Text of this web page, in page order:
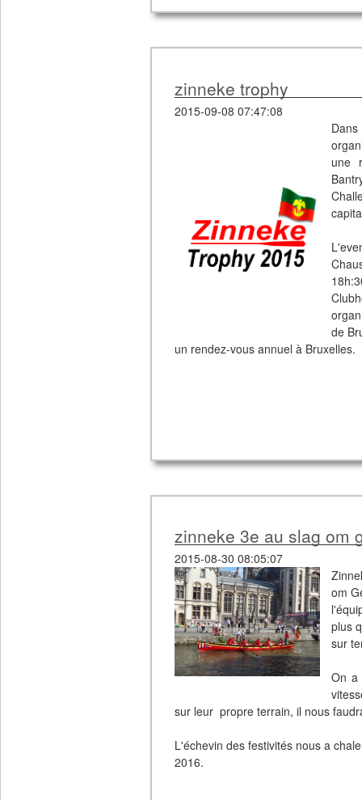
zinneke trophy
2015-09-08 07:47:08
une
de
un rendez-vous annuel à Bruxelles.
zinneke 3e au slag om
2015-08-30 08:05:07
om
plus
sur
On a
sur leur propre terrain, il nous
L'échevin des festivités nous a
2016.